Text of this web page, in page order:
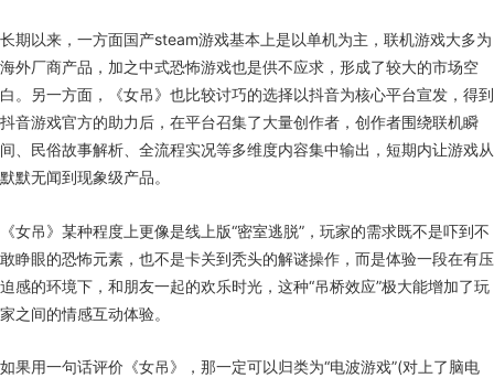
长期以来，一方面国产steam游戏基本上是以单机为主，联机游戏大多为
海外厂商产品，加之中式恐怖游戏也是供不应求，形成了较大的市场空
白。另一方面，《女吊》也比较讨巧的选择以抖音为核心平台宣发，得到
抖音游戏官方的助力后，在平台召集了大量创作者，创作者围绕联机瞬
间、民俗故事解析、全流程实况等多维度内容集中输出，短期内让游戏从
默默无闻到现象级产品。
《女吊》某种程度上更像是线上版“密室逃脱”，玩家的需求既不是吓到不
敢睁眼的恐怖元素，也不是卡关到秃头的解谜操作，而是体验一段在有压
迫感的环境下，和朋友一起的欢乐时光，这种“吊桥效应”极大能增加了玩
家之间的情感互动体验。
如果用一句话评价《女吊》，那一定可以归类为“电波游戏”(对上了脑电